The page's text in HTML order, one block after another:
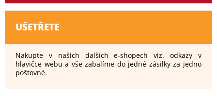
UŠETŘETE
Nakupte v našich dalších e-shopech viz. odkazy v
hlavičce webu a vše zabalíme do jedné zásilky za jedno
poštovné.